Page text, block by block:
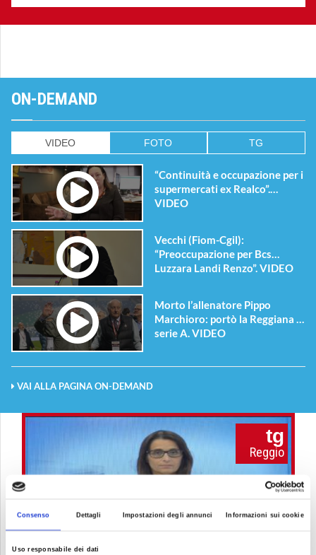
Consenso Dettagli Impostazioni degli annunci Informazioni sui cookie
Uso responsabile dei dati
ON-DEMAND
VIDEO FOTO TG
“Continuità e occupazione per i
supermercati ex Realco”.
VIDEO
Vecchi (Fiom-Cgil):
“Preoccupazione per Bcs
Luzzara Landi Renzo”. VIDEO
Morto l’allenatore Pippo
Marchioro: portò la Reggiana in
serie A. VIDEO
VAI ALLA PAGINA ON-DEMAND
tg
Reggio